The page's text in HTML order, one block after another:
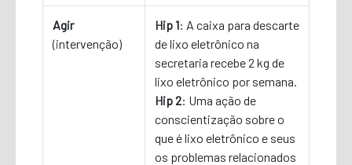
Agir
(intervenção)
Hip 1: A caixa para descarte
de lixo eletrônico na
secretaria recebe 2 kg de
lixo eletrônico por semana.
Hip 2: Uma ação de
conscientização sobre o
que é lixo eletrônico e seus
os problemas relacionados